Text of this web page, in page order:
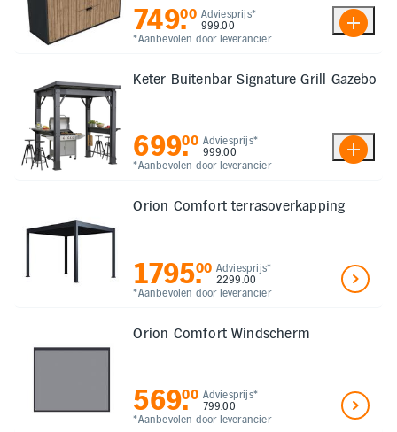
Adviesprijs*
999.00
*Aanbevolen door leverancier
749.
00
Keter Buitenbar Signature Grill Gazebo
Adviesprijs*
999.00
*Aanbevolen door leverancier
699.
00
Orion Comfort terrasoverkapping
Adviesprijs*
2299.00
*Aanbevolen door leverancier
1795.
00
Orion Comfort Windscherm
Adviesprijs*
799.00
*Aanbevolen door leverancier
569.
00